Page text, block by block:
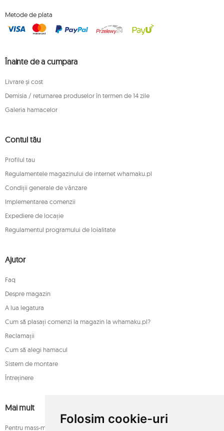
Folosim cookie-uri
Metode de plata
Înainte de a cumpara
Livrare și cost
Demisia / returnarea produselor în termen de 14 zile
Galeria hamacelor
Contul tău
Profilul tau
Regulamentele magazinului de internet whamaku.pl
Condiții generale de vânzare
Implementarea comenzii
Expediere de locație
Regulamentul programului de loialitate
Ajutor
Faq
Despre magazin
A lua legatura
Cum să plasați comenzi la magazin la whamaku.pl?
Reclamații
Cum să alegi hamacul
Sistem de montare
Întreținere
Mai mult
Pentru mass-media